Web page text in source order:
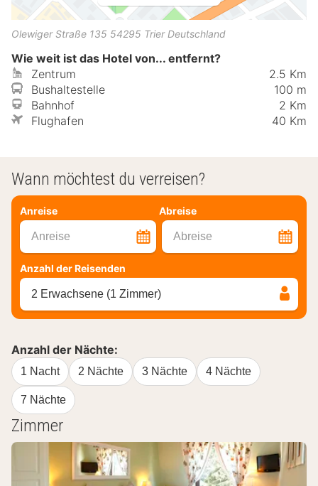
Olewiger Straße 135 54295 Trier Deutschland
Wie weit ist das Hotel von... entfernt?
Zentrum
2.5 Km
Bushaltestelle
100 m
Bahnhof
2 Km
Flughafen
40 Km
Wann möchtest du verreisen?
Anreise Abreise
Anreise Abreise
Anzahl der Reisenden
2 Erwachsene (1 Zimmer)
Anzahl der Nächte:
1 Nacht 2 Nächte 3 Nächte 4 Nächte
7 Nächte
Zimmer